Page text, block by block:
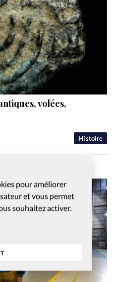
pour améliorer
et vous permet
souhaitez activer.
Histoire
volées,